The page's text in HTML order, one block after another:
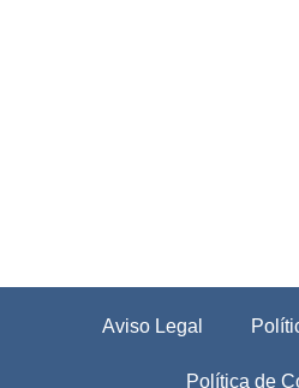
Aviso Legal
Política de